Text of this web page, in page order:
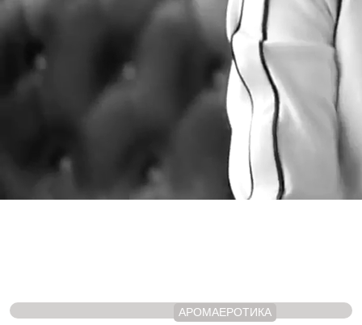
АРОМАЕРОТИКА